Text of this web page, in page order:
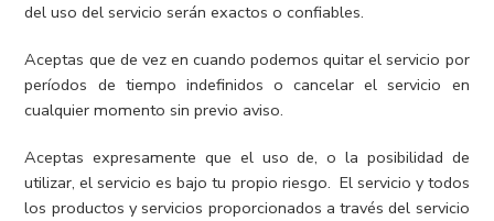
del uso del servicio serán exactos o confiables.
Aceptas que de vez en cuando podemos quitar el servicio por
períodos de tiempo indefinidos o cancelar el servicio en
cualquier momento sin previo aviso.
Aceptas expresamente que el uso de, o la posibilidad de
utilizar, el servicio es bajo tu propio riesgo. El servicio y todos
los productos y servicios proporcionados a través del servicio